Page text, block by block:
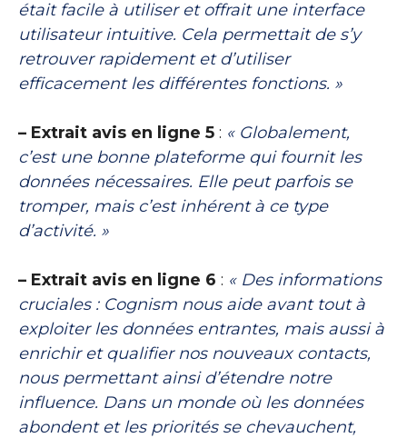
était facile à utiliser et offrait une interface
utilisateur intuitive. Cela permettait de s’y
retrouver rapidement et d’utiliser
efficacement les différentes fonctions. »
– Extrait avis en ligne 5 : « Globalement,
c’est une bonne plateforme qui fournit les
données nécessaires. Elle peut parfois se
tromper, mais c’est inhérent à ce type
d’activité. »
– Extrait avis en ligne 6 : « Des informations
cruciales : Cognism nous aide avant tout à
exploiter les données entrantes, mais aussi à
enrichir et qualifier nos nouveaux contacts,
nous permettant ainsi d’étendre notre
influence. Dans un monde où les données
abondent et les priorités se chevauchent,